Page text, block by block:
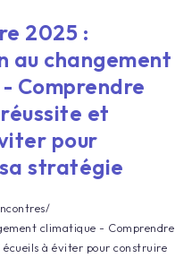
2025 :
au changement
Comprendre
et
pour
stratégie
/
climatique - Comprendre
écueils à éviter pour construire